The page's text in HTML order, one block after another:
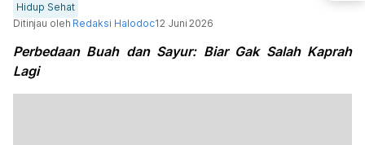
Hidup Sehat
Ditinjau oleh Redaksi Halodoc12 Juni 2026
Perbedaan Buah dan Sayur: Biar Gak Salah Kaprah
Lagi